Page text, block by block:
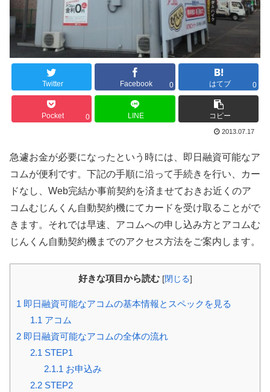
Twitter Facebook 0 はてブ 0
Pocket 0 LINE コピー
2013.07.17
急遽お金が必要になったという時には、即日融資可能なア
コムが便利です。下記の手順に沿って手続きを行い、カー
ドなし、Web完結か事前契約を済ませておきお近くのア
コムむじんくん自動契約機にてカードを受け取ることがで
きます。それでは早速、アコムへの申し込み方とアコムむ
じんくん自動契約機までのアクセス方法をご案内します。
好きな項目から読む [閉じる]
1 即日融資可能なアコムの基本情報とスペックを見る
1.1 アコム
2 即日融資可能なアコムの全体の流れ
2.1 STEP1
2.1.1 お申込み
2.2STEP2